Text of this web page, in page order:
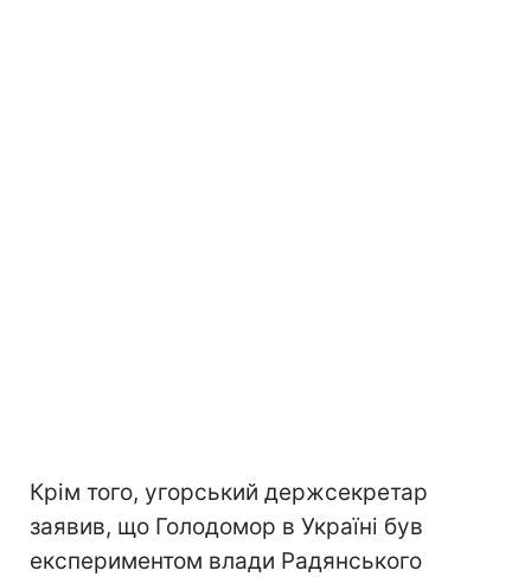
Крім того, угорський держсекретар
заявив, що Голодомор в Україні був
експериментом влади Радянського